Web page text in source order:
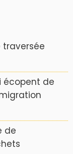
écopent de
de